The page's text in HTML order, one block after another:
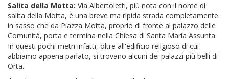
Salita della Motta: Via Albertoletti, più nota con il nome di
salita della Motta, è una breve ma ripida strada completamente
in sasso che da Piazza Motta, proprio di fronte al palazzo delle
Comunità, porta e termina nella Chiesa di Santa Maria Assunta.
In questi pochi metri infatti, oltre all'edificio religioso di cui
abbiamo appena parlato, si trovano alcuni dei palazzi più belli di
Orta.